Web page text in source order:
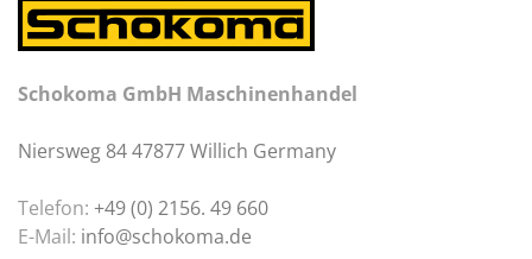
Schokoma GmbH Maschinenhandel
Niersweg 84 47877 Willich Germany
Telefon: +49 (0) 2156. 49 660
E-Mail: info@schokoma.de